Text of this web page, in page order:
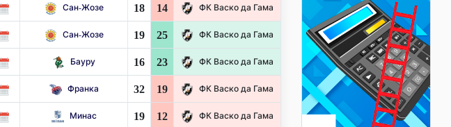
Сан-Жозе 18 14 ФК Васко да Гама
Сан-Жозе 19 25 ФК Васко да Гама
Бауру 16 23 ФК Васко да Гама
Франка 32 19 ФК Васко да Гама
Минас 19 12 ФК Васко да Гама